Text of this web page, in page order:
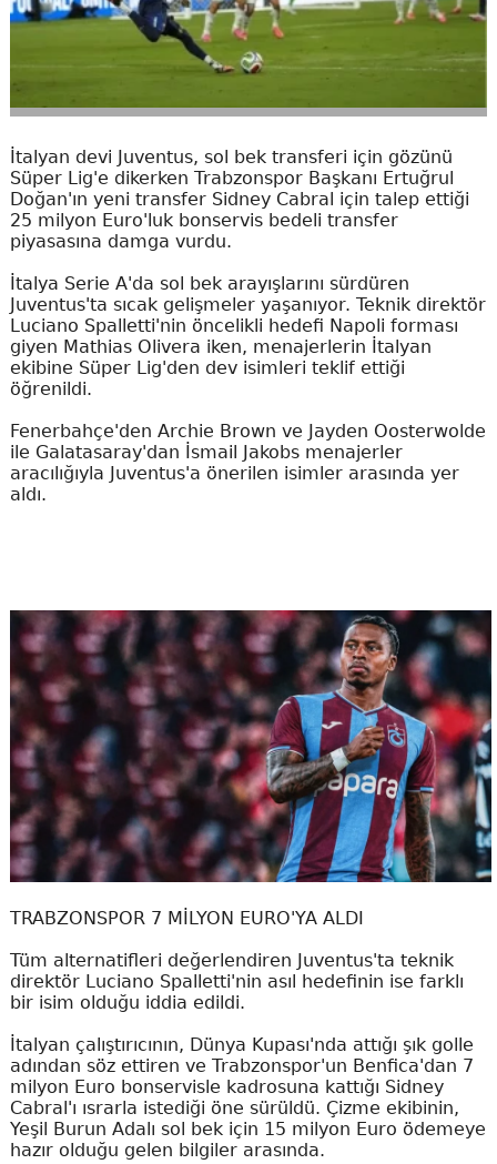
İtalyan devi Juventus, sol bek transferi için gözünü
Süper Lig'e dikerken Trabzonspor Başkanı Ertuğrul
Doğan'ın yeni transfer Sidney Cabral için talep ettiği
25 milyon Euro'luk bonservis bedeli transfer
piyasasına damga vurdu.
İtalya Serie A'da sol bek arayışlarını sürdüren
Juventus'ta sıcak gelişmeler yaşanıyor. Teknik direktör
Luciano Spalletti'nin öncelikli hedefi Napoli forması
giyen Mathias Olivera iken, menajerlerin İtalyan
ekibine Süper Lig'den dev isimleri teklif ettiği
öğrenildi.
Fenerbahçe'den Archie Brown ve Jayden Oosterwolde
ile Galatasaray'dan İsmail Jakobs menajerler
aracılığıyla Juventus'a önerilen isimler arasında yer
aldı.
TRABZONSPOR 7 MİLYON EURO'YA ALDI
Tüm alternatifleri değerlendiren Juventus'ta teknik
direktör Luciano Spalletti'nin asıl hedefinin ise farklı
bir isim olduğu iddia edildi.
İtalyan çalıştırıcının, Dünya Kupası'nda attığı şık golle
adından söz ettiren ve Trabzonspor'un Benfica'dan 7
milyon Euro bonservisle kadrosuna kattığı Sidney
Cabral'ı ısrarla istediği öne sürüldü. Çizme ekibinin,
Yeşil Burun Adalı sol bek için 15 milyon Euro ödemeye
hazır olduğu gelen bilgiler arasında.